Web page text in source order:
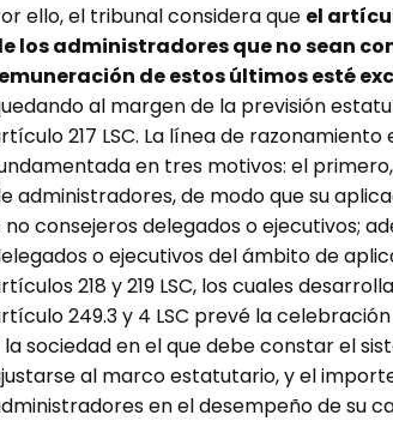
ello, el tribunal considera que el
los administradores que no sean
de estos últimos esté
al margen de la previsión
217 LSC. La línea de
en tres motivos: el
administradores, de modo que su
no consejeros delegados o ejecutivos;
o ejecutivos del ámbito de
218 y 219 LSC, los cuales
249.3 y 4 LSC prevé la
la sociedad en el que debe constar el
al marco estatutario, y el
en el desempeño de su